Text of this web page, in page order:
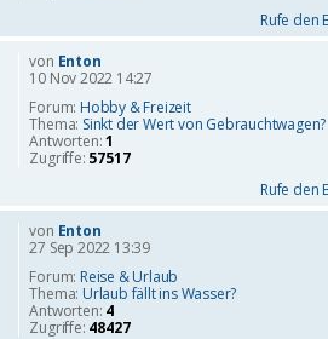
Rufe den
von Enton
10 Nov 2022 14:27
Forum: Hobby & Freizeit
Thema: Sinkt der Wert von Gebrauchtwagen?
Antworten:1
Zugriffe: 57517
Rufe den
von Enton
27 Sep 2022 13:39
Forum: Reise & Urlaub
Thema: Urlaub fällt ins Wasser?
Antworten: 4
Zugriffe: 48427